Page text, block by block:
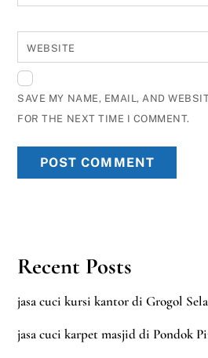
WEBSITE
SAVE MY NAME, EMAIL, AND
FOR THE NEXT TIME I COMMENT.
Recent Posts
jasa cuci kursi kantor di Grogol
jasa cuci karpet masjid di Pondok